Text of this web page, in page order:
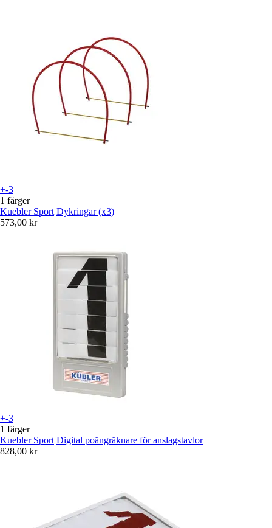
+-3
1 färger
Kuebler Sport Dykringar (x3)
573,00 kr
+-3
1 färger
Kuebler Sport Digital poängräknare för anslagstavlor
828,00 kr